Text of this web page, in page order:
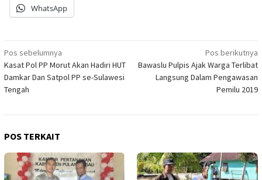
WhatsApp
Navigasi
pos
Pos sebelumnya
Kasat Pol PP Morut Akan Hadiri HUT
Damkar Dan Satpol PP se-Sulawesi
Tengah
Pos berikutnya
Bawaslu Pulpis Ajak Warga Terlibat
Langsung Dalam Pengawasan
Pemilu 2019
POS TERKAIT